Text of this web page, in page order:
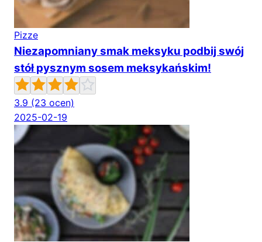
Pizze
Niezapomniany smak meksyku podbij swój
stół pysznym sosem meksykańskim!
3.9 (23 ocen)
2025-02-19